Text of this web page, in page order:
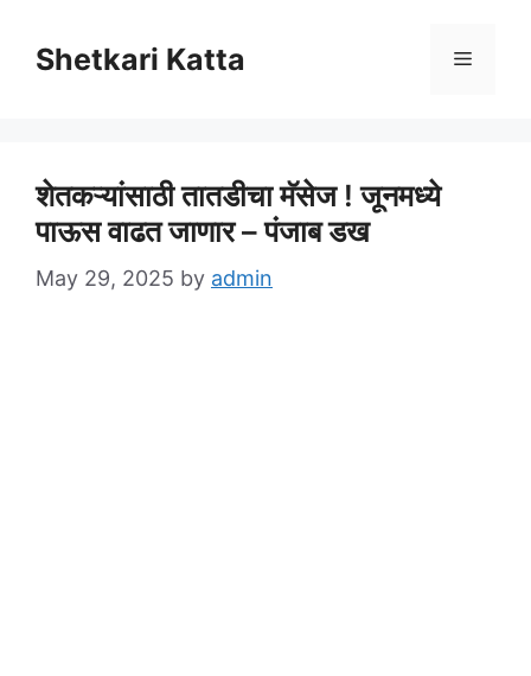
content
Shetkari Katta Menu
शेतकऱ्यांसाठी तातडीचा मॅसेज ! जूनमध्ये
पाऊस वाढत जाणार – पंजाब डख
May 29, 2025 by admin